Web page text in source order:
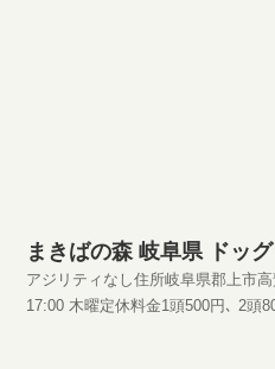
まきばの森 岐阜県 ドッ
アジリティなし住所岐阜県郡上市
17:00 木曜定休料金1頭500円､ 2頭